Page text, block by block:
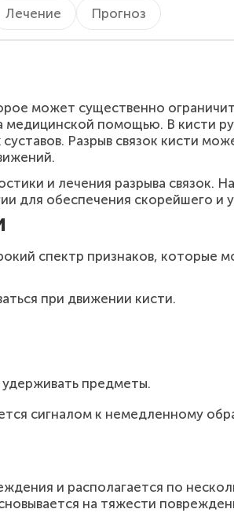
Лечение Прогноз
может существенно
помощью. В кисти
Разрыв связок кисти
и лечения разрыва
для обеспечения скорейшего и
спектр признаков, которые
при движении кисти.
удерживать предметы.
сигналом к немедленному
и располагается по
на тяжести